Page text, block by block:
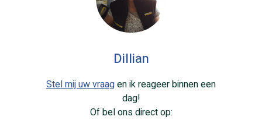
Dillian
Stel mij uw vraagen ik reageer binnen een
dag!
Of bel ons direct op: